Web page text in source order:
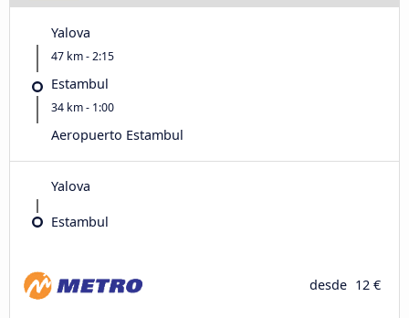
Yalova
47 km - 2:15
Estambul
34 km - 1:00
Aeropuerto Estambul
Yalova
Estambul
desde 12 €